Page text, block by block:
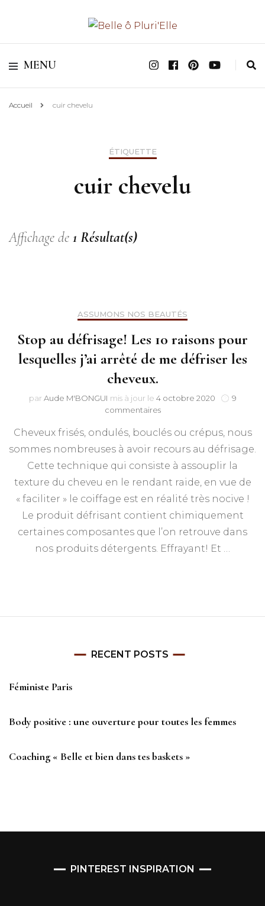
Belle ô Pluri'Elle
Valoriser les parcours & Révéler les potentiels Féminins
MENU
Accueil cuir chevelu
ÉTIQUETTE
cuir chevelu
Affichage de 1 Résultat(s)
ASSUMONS NOS BEAUTÉS
Stop au défrisage! Les 10 raisons pour
lesquelles j’ai arrêté de me défriser les
cheveux.
par Aude M'BONGUI mis à jour le 4 octobre 2020
9
commentairessur
au
10
raisons
lesquelles
j’ai
arrêté
me
Cheveux frisés, ondulés, bouclés ou crépus, nous
sommes nombreuses à avoir recours au défrisage.
Cette technique qui consiste à assouplir la
texture du cheveu en le rendant raide, en vue de
« faciliter » le coiffage est en réalité très nocive !
Le produit défrisant contient chimiquement
certaines composantes que l’on retrouve dans
nos produits détergents. Effrayant! Et …
RECENT POSTS
Féministe Paris
Body positive : une ouverture pour toutes les femmes
Coaching « Belle et bien dans tes baskets »
PINTEREST INSPIRATION